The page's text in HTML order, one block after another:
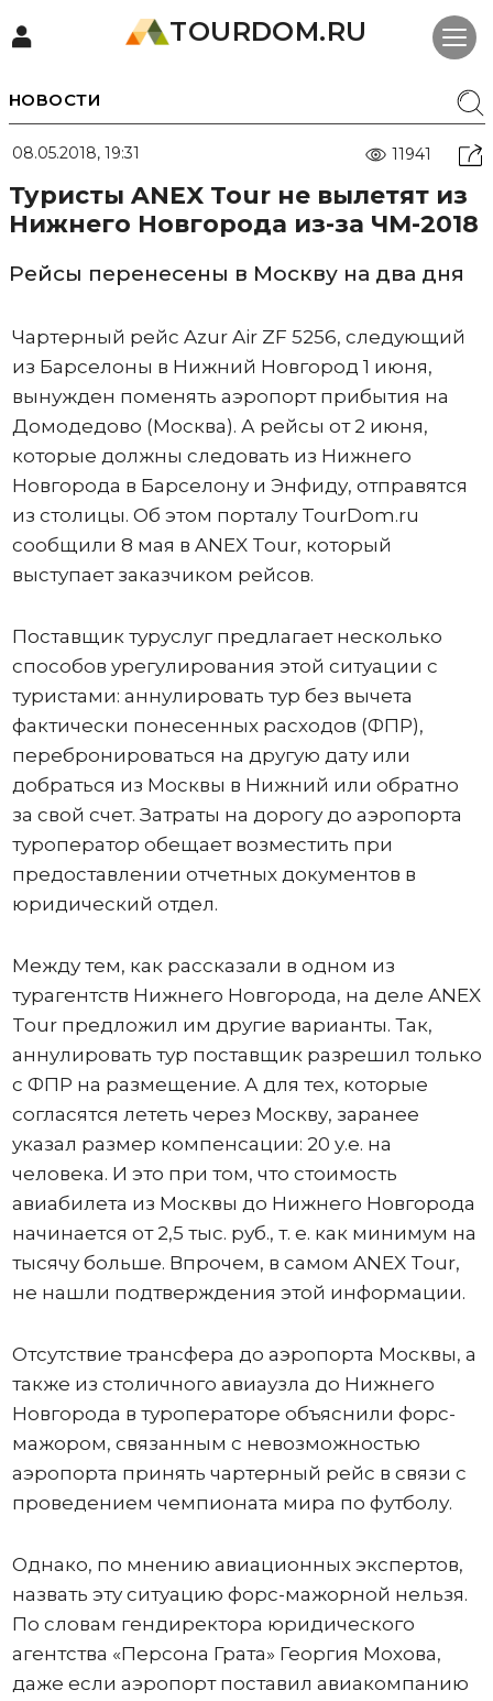
TOURDOM.RU
НОВОСТИ
08.05.2018, 19:31 11941
Туристы ANEX Tour не вылетят из
Нижнего Новгорода из-за ЧМ-2018
Рейсы перенесены в Москву на два дня
Чартерный рейс Azur Air ZF 5256, следующий
из Барселоны в Нижний Новгород 1 июня,
вынужден поменять аэропорт прибытия на
Домодедово (Москва). А рейсы от 2 июня,
которые должны следовать из Нижнего
Новгорода в Барселону и Энфиду, отправятся
из столицы. Об этом порталу TourDom.ru
сообщили 8 мая в ANEX Tour, который
выступает заказчиком рейсов.
Поставщик туруслуг предлагает несколько
способов урегулирования этой ситуации с
туристами: аннулировать тур без вычета
фактически понесенных расходов (ФПР),
перебронироваться на другую дату или
добраться из Москвы в Нижний или обратно
за свой счет. Затраты на дорогу до аэропорта
туроператор обещает возместить при
предоставлении отчетных документов в
юридический отдел.
Между тем, как рассказали в одном из
турагентств Нижнего Новгорода, на деле ANEX
Tour предложил им другие варианты. Так,
аннулировать тур поставщик разрешил только
с ФПР на размещение. А для тех, которые
согласятся лететь через Москву, заранее
указал размер компенсации: 20 у.е. на
человека. И это при том, что стоимость
авиабилета из Москвы до Нижнего Новгорода
начинается от 2,5 тыс. руб., т. е. как минимум на
тысячу больше. Впрочем, в самом ANEX Tour,
не нашли подтверждения этой информации.
Отсутствие трансфера до аэропорта Москвы, а
также из столичного авиаузла до Нижнего
Новгорода в туроператоре объяснили форс-
мажором, связанным с невозможностью
аэропорта принять чартерный рейс в связи с
проведением чемпионата мира по футболу.
Однако, по мнению авиационных экспертов,
назвать эту ситуацию форс-мажорной нельзя.
По словам гендиректора юридического
агентства «Персона Грата» Георгия Мохова,
даже если аэропорт поставил авиакомпанию